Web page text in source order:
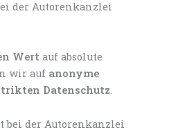
Wert auf absolute
wir auf anonyme
Datenschutz